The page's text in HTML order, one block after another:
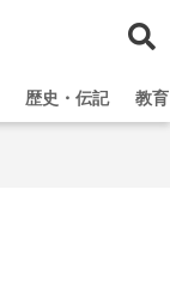
歴史・伝記 教